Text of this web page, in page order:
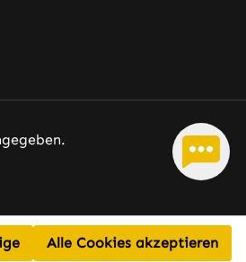
Alle Cookies akzeptieren